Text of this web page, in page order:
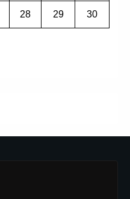
28 29 30